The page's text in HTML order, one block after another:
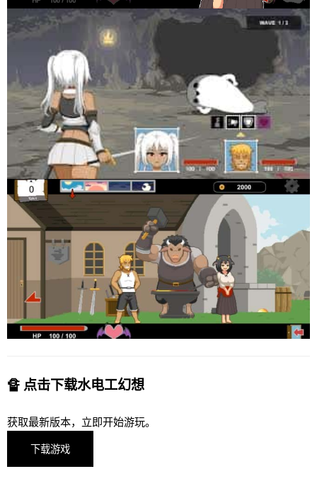
🔏 点击下载水电工幻想
获取最新版本，立即开始游玩。
下载游戏